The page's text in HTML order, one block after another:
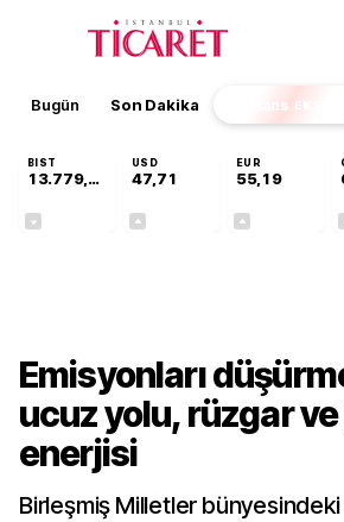
Bugün Son Dakika Finans
BIST
13.779,39
USD
47,71
EUR
55,19
Emisyonları
ucuz yolu, rüzgar
enerjisi
Birleşmiş Milletler